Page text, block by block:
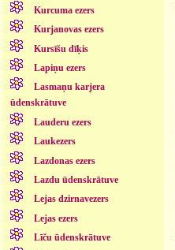
Kurcuma ezers
Kurjanovas ezers
Kursīšu dīķis
Lapiņu ezers
Lasmaņu karjera
ūdenskrātuve
Lauderu ezers
Laukezers
Lazdonas ezers
Lazdu ūdenskrātuve
Lejas dzirnavezers
Lejas ezers
Līču ūdenskrātuve